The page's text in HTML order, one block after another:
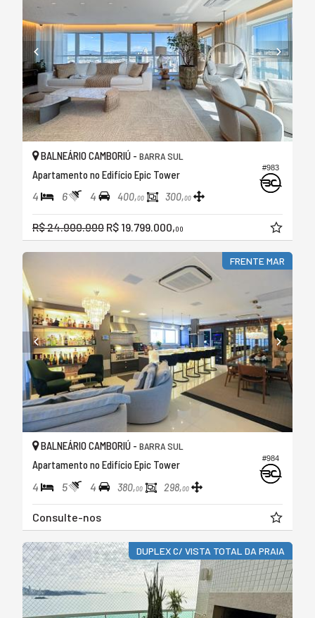
#983
BALNEÁRIO CAMBORIÚ - BARRA SUL
Apartamento no Edifício Epic Tower
4 6 4 400,00 300,00
R$ 24.000.000 R$ 19.799.000,00
FRENTE MAR
#984
BALNEÁRIO CAMBORIÚ - BARRA SUL
Apartamento no Edifício Epic Tower
4 5 4 380,00 298,00
Consulte-nos
DUPLEX C/ VISTA TOTAL DA PRAIA